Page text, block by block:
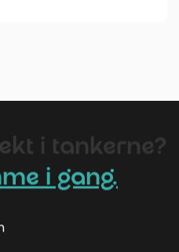
i tankerne?
i gang.